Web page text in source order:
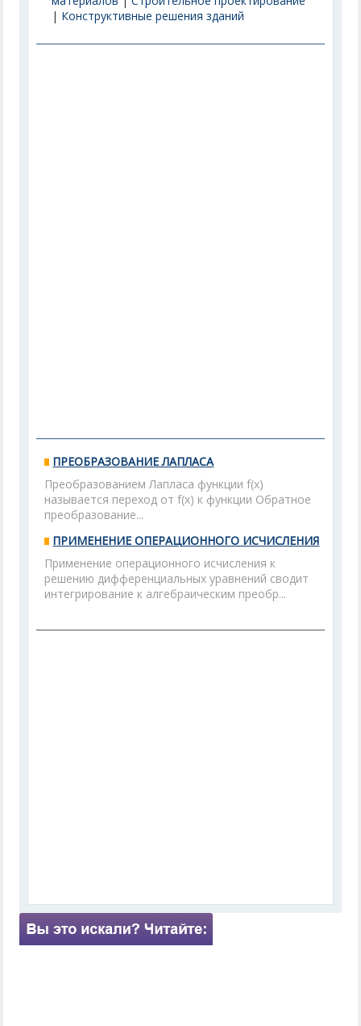
| Конструктивные решения зданий
ПРЕОБРАЗОВАНИЕ ЛАПЛАСА
Преобразованием Лапласа функции f(x)
называется переход от f(x) к функции Обратное
преобразование...
ПРИМЕНЕНИЕ ОПЕРАЦИОННОГО ИСЧИСЛЕНИЯ
Применение операционного исчисления к
решению дифференциальных уравнений сводит
интегрирование к алгебраическим преобр...